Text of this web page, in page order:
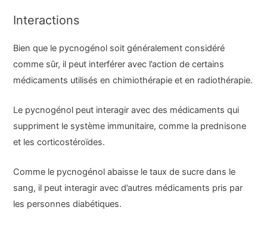
Interactions
Bien que le pycnogénol soit généralement considéré
comme sûr, il peut interférer avec l’action de certains
médicaments utilisés en chimiothérapie et en radiothérapie.
Le pycnogénol peut interagir avec des médicaments qui
suppriment le système immunitaire, comme la prednisone
et les corticostéroïdes.
Comme le pycnogénol abaisse le taux de sucre dans le
sang, il peut interagir avec d’autres médicaments pris par
les personnes diabétiques.